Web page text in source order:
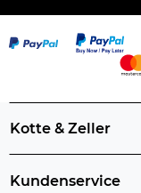
Kotte & Zeller
Kundenservice